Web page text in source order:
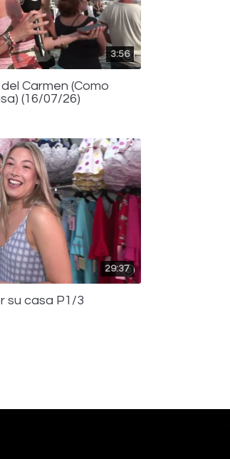
3:56
Carmen (Como
(16/07/26)
29:37
su casa P1/3